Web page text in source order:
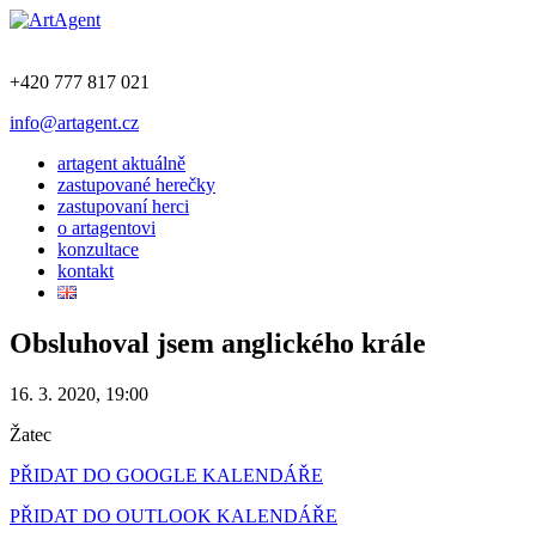
+420 777 817 021
info@artagent.cz
artagent aktuálně
zastupované herečky
zastupovaní herci
o artagentovi
konzultace
kontakt
Obsluhoval jsem anglického krále
16. 3. 2020, 19:00
Žatec
PŘIDAT DO GOOGLE KALENDÁŘE
PŘIDAT DO OUTLOOK KALENDÁŘE